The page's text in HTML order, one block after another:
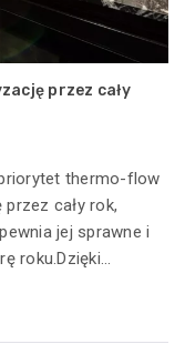
przez cały
thermo-flow
cały rok,
jej sprawne i
roku.Dzięki...